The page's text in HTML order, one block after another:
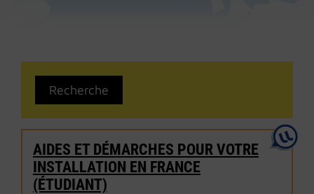
AIDES ET DÉMARCHES POUR VOTRE
INSTALLATION EN FRANCE
(ÉTUDIANT)